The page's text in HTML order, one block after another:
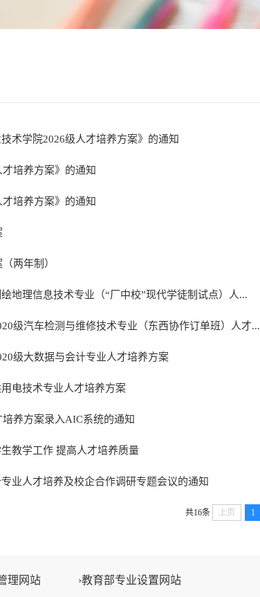
术学院2026级人才培养方案》的通知
培养方案》的通知
培养方案》的通知
两年制）
地理信息技术专业（“厂中校”现代学徒制试点）人...
级汽车检测与维修技术专业（东西协作订单班）人才...
级大数据与会计专业人才培养方案
电技术专业人才培养方案
养方案录入AIC系统的通知
教学工作 提高人才培养质量
业人才培养及校企合作调研专题会议的通知
共16条 上页 1
理网站 ›教育部专业设置网站